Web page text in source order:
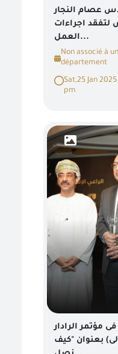
عصام النجار
لتفقد اجراءات
العمل...
Non associé à un
département
Sat,25 Jan 2025
pm
مؤتمر الرادار
بعنوان "كيف